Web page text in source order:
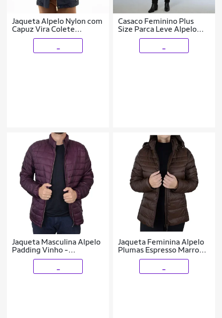
Jaqueta Alpelo Nylon com
Capuz Vira Colete
Feminina
Casaco Feminino Plus
Size Parca Leve Alpelo
Preto 21600047 - Preto
Jaqueta Masculina Alpelo
Padding Vinho -
6600004
Jaqueta Feminina Alpelo
Plumas Espresso Marrom
- 402001